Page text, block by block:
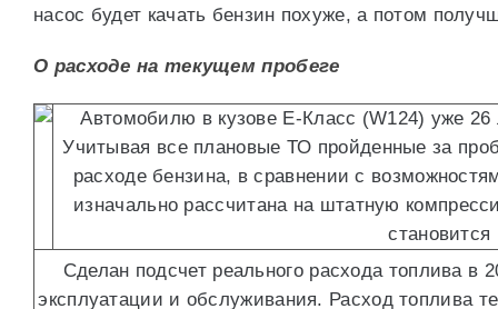
насос будет качать бензин похуже, а потом
О расходе на текущем пробеге
Автомобилю в кузове E-Класс (W124) уже 26
Учитывая все плановые ТО пройденные за
расходе бензина, в сравнении с
изначально рассчитана на штатную
становится
Сделан подсчет реального расхода топлива
эксплуатации и обслуживания. Расход топлива